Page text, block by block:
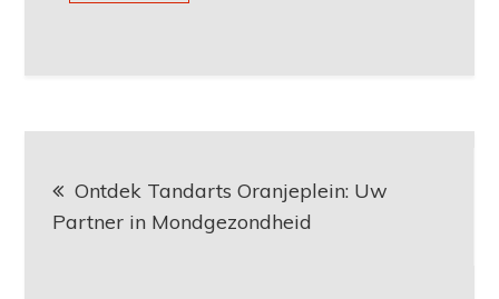
Ontdek Tandarts Oranjeplein: Uw
Partner in Mondgezondheid